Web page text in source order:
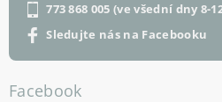
773 868 005 (ve všední dny 8-
Sledujte nás na Facebooku
Facebook